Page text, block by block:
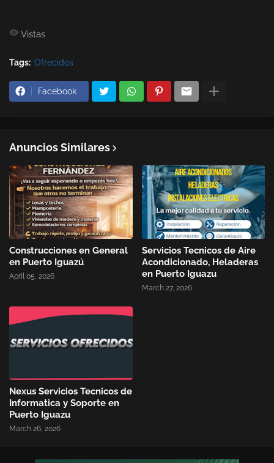
Vistas
Tags: Ofrecidos
Facebook
Anuncios Similares
Construcciones en General
en Puerto Iguazú
April 05, 2026
Servicios Tecnicos de Aire
Acondicionado, Heladeras
en Puerto Iguazu
March 27, 2026
Nexus Servicios Tecnicos de
Informatica y Soporte en
Puerto Iguazu
March 26, 2026